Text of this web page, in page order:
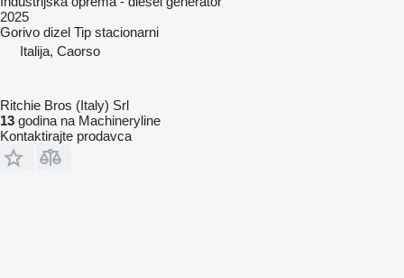
2025
Gorivo dizel Tip stacionarni
Italija, Caorso
Ritchie Bros (Italy) Srl
13 godina na Machineryline
Kontaktirajte prodavca